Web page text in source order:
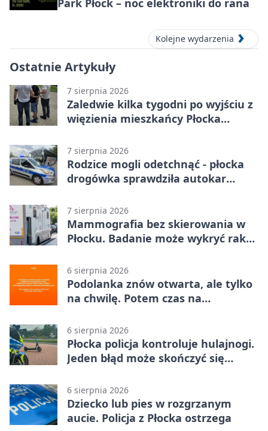
Kolejne wydarzenia
Ostatnie Artykuły
7 sierpnia 2026
Zaledwie kilka tygodni po wyjściu z
więzienia mieszkańcy Płocka
7 sierpnia 2026
Rodzice mogli odetchnąć - płocka
drogówka sprawdziła autokar
7 sierpnia 2026
Mammografia bez skierowania w
Płocku. Badanie może wykryć raka,
6 sierpnia 2026
Podolanka znów otwarta, ale tylko
na chwilę. Potem czas na
6 sierpnia 2026
Płocka policja kontroluje hulajnogi.
Jeden błąd może skończyć się
6 sierpnia 2026
Dziecko lub pies w rozgrzanym
aucie. Policja z Płocka ostrzega